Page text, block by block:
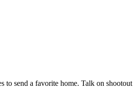
to send a favorite home. Talk on shootout